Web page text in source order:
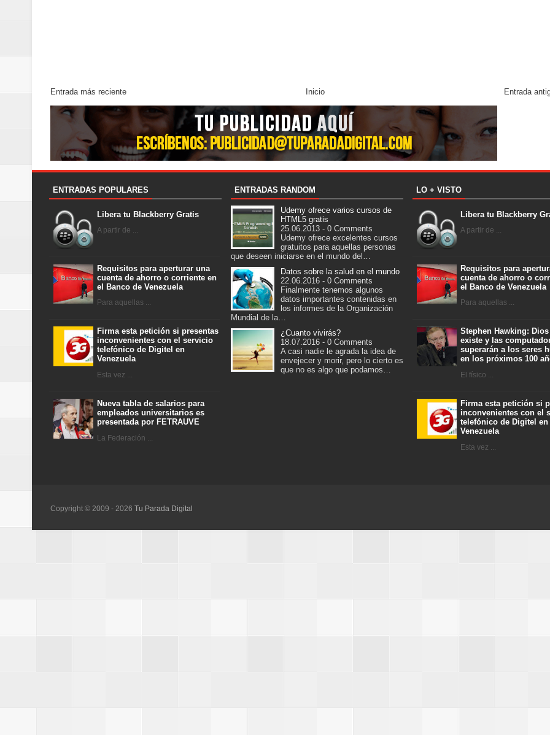
Entrada más reciente Entrada
Inicio
ENTRADAS POPULARES
Libera tu Blackberry Gratis
A partir de ...
Requisitos para aperturar una
cuenta de ahorro o corriente en
el Banco de Venezuela
Para aquellas ...
Firma esta petición si presentas
inconvenientes con el servicio
telefónico de Digitel en
Venezuela
Esta vez ...
Nueva tabla de salarios para
empleados universitarios es
presentada por FETRAUVE
La Federación ...
ENTRADAS RANDOM
Udemy ofrece varios cursos de
HTML5 gratis
25.06.2013 - 0 Comments
Udemy ofrece excelentes cursos
gratuitos para aquellas personas
que deseen iniciarse en el mundo del…
Datos sobre la salud en el mundo
22.06.2016 - 0 Comments
Finalmente tenemos algunos
datos importantes contenidas en
los informes de la Organización
Mundial de la…
¿Cuanto vivirás?
18.07.2016 - 0 Comments
A casi nadie le agrada la idea de
envejecer y morir, pero lo cierto es
que no es algo que podamos…
LO + VISTO
Libera tu Blackberry
A partir de ...
Requisitos para
cuenta de ahorro o
el Banco de Venezuela
Para aquellas ...
Stephen Hawking:
existe y las
superarán a los seres
en los próximos 100
El físico ...
Firma esta petición si
inconvenientes con el
telefónico de Digitel en
Venezuela
Esta vez ...
Copyright © 2009 - 2026 Tu Parada Digital